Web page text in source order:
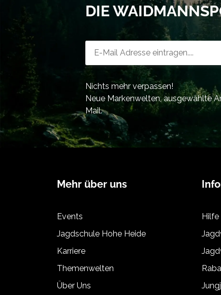
DIE
Nichts mehr verpassen!
Neue Markenwelten, ausgewählte
Mail.
Mehr über uns
Events
Jagdschule Hohe Heide
Karriere
Themenwelten
Über Uns
Hilfe